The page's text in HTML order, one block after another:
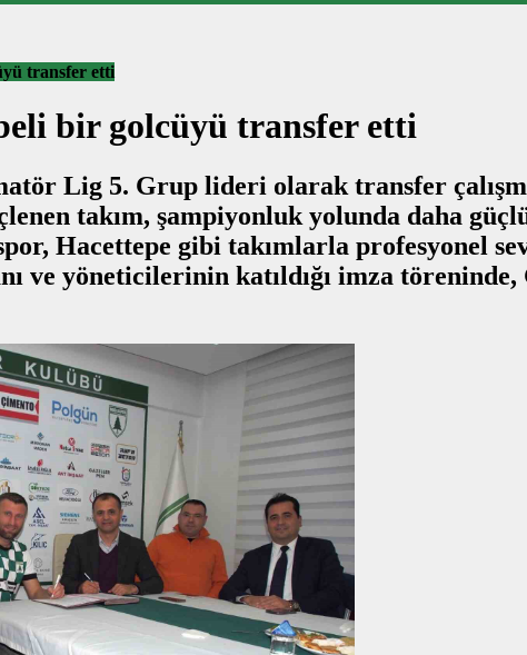
transfer etti
bir golcüyü transfer etti
Lig 5. Grup lideri olarak transfer
takım, şampiyonluk yolunda daha
Hacettepe gibi takımlarla profesyonel
ve yöneticilerinin katıldığı imza